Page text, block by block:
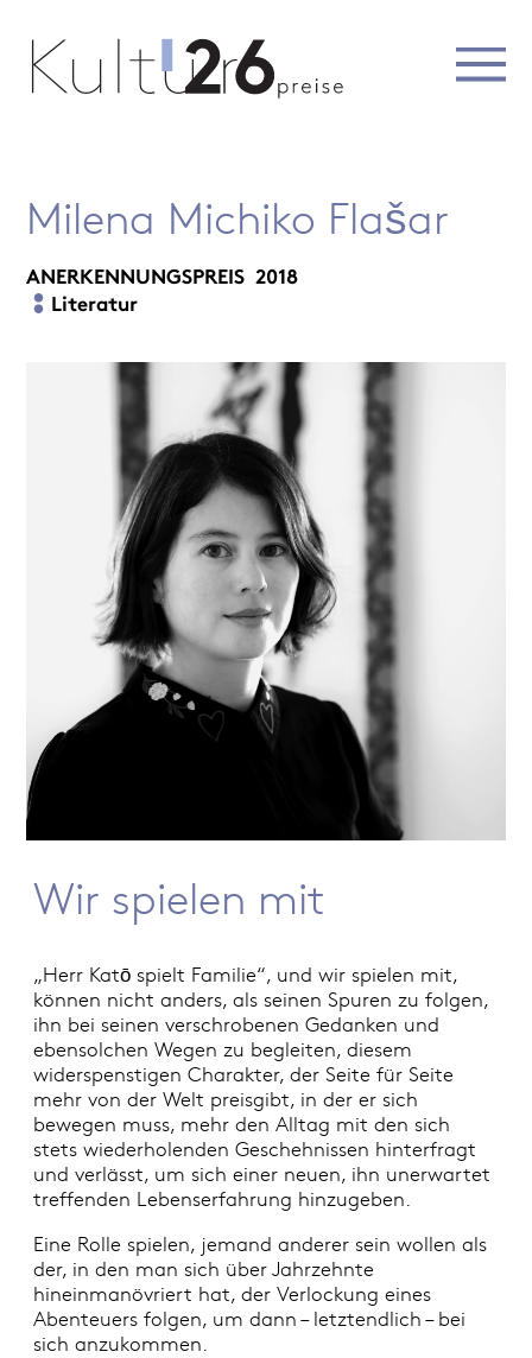
Milena Michiko Flašar
ANERKENNUNGSPREIS 2018
Literatur
Wir spielen mit
„Herr Katō spielt Familie“, und wir spielen mit,
können nicht anders, als seinen Spuren zu folgen,
ihn bei seinen verschrobenen Gedanken und
ebensolchen Wegen zu begleiten, diesem
widerspenstigen Charakter, der Seite für Seite
mehr von der Welt preisgibt, in der er sich
bewegen muss, mehr den Alltag mit den sich
stets wiederholenden Geschehnissen hinterfragt
und verlässt, um sich einer neuen, ihn unerwartet
treffenden Lebenserfahrung hinzugeben.
Eine Rolle spielen, jemand anderer sein wollen als
der, in den man sich über Jahrzehnte
hineinmanövriert hat, der Verlockung eines
Abenteuers folgen, um dann – letztendlich – bei
sich anzukommen.